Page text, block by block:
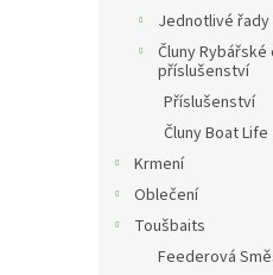
Jednotlivé řady
Čluny Rybářské
příslušenství
Příslušenství
Čluny Boat Life
Krmení
Oblečení
Toušbaits
Feederová